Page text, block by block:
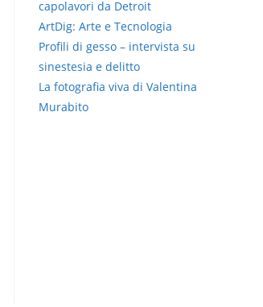
capolavori da Detroit
ArtDig: Arte e Tecnologia
Profili di gesso – intervista su
sinestesia e delitto
La fotografia viva di Valentina
Murabito